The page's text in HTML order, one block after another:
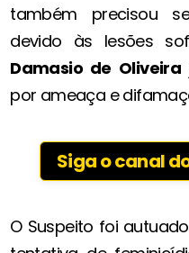
também precisou
devido às lesões
Damasio de Oliveira
por ameaça e
Siga o canal
O Suspeito foi